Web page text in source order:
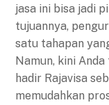
jasa ini bisa jadi
tujuannya,
satu tahapan
Namun, kini
hadir Rajavisa
memudahkan